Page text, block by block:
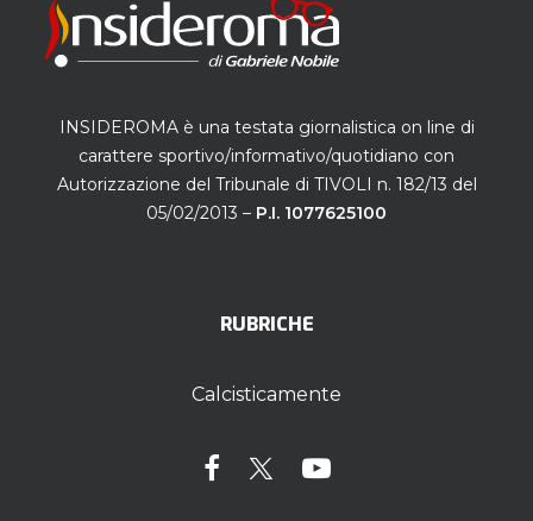
INSIDEROMA è una testata giornalistica on line di
carattere sportivo/informativo/quotidiano con
Autorizzazione del Tribunale di TIVOLI n. 182/13 del
05/02/2013 – P.I. 1077625100
RUBRICHE
Calcisticamente